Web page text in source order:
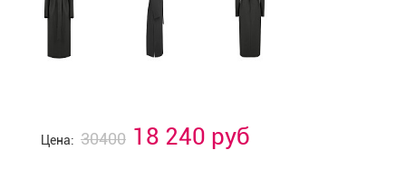
Цена: 30400 18 240 руб